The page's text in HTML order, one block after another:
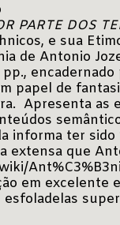
PARTE DOS
e sua
de Antonio
papel de
Apresenta as
informa ter
extensa que
em excelente